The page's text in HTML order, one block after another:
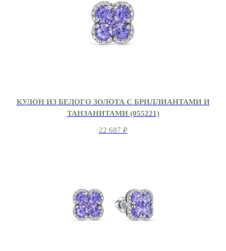
КУЛОН ИЗ БЕЛОГО ЗОЛОТА С БРИЛЛИАНТАМИ И
ТАНЗАНИТАМИ (055221)
22 687 ₽